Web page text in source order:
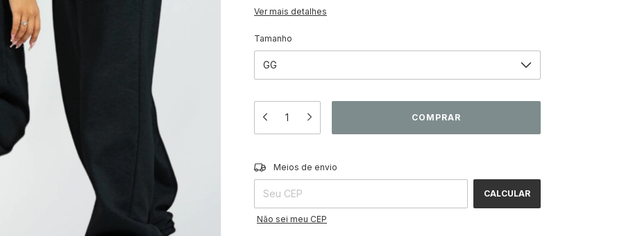
Ver mais detalhes
Tamanho
Entregas para o CEP:
Meios de envio
CALCULAR
Não sei meu CEP